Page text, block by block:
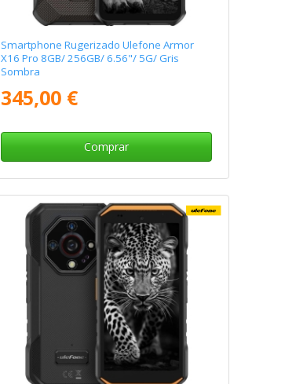
Smartphone Rugerizado Ulefone Armor
X16 Pro 8GB/ 256GB/ 6.56"/ 5G/ Gris
Sombra
345,00 €
Comprar